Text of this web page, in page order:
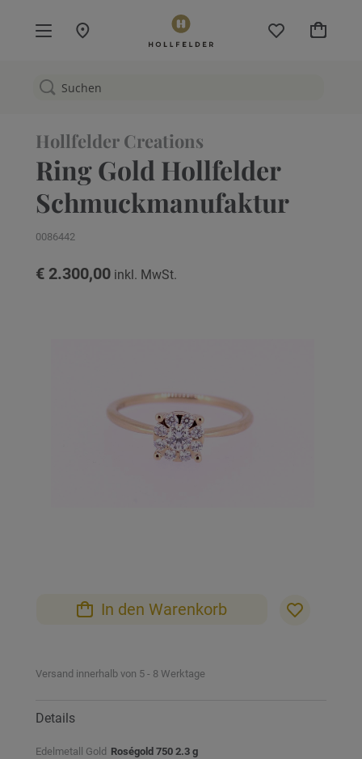
Mein
Hollfelder Creations
Ring Gold Hollfelder
Schmuckmanufaktur
0086442
€ 2.300,00
springen
In den Warenkorb
Versand innerhalb von 5 - 8 Werktage
Details
Edelmetall Gold Roségold 750 2.3 g